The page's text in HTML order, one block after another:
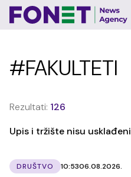
#FAKULTETI
Rezultati: 126
Upis i tržište nisu usklađeni
DRUŠTVO 10:5306.08.2026.